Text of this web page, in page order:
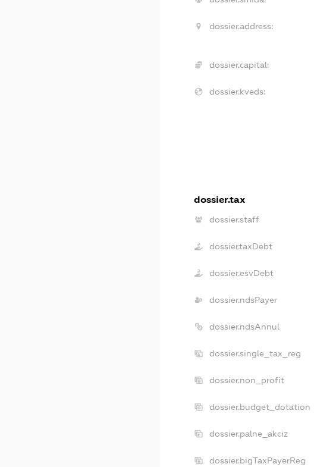
dossier.address:
dossier.capital:
dossier.kveds:
dossier.tax
dossier.staff
dossier.taxDebt
dossier.esvDebt
dossier.ndsPayer
dossier.ndsAnnul
dossier.single_tax_reg
dossier.non_profit
dossier.budget_dotation
dossier.palne_akciz
dossier.bigTaxPayerReg